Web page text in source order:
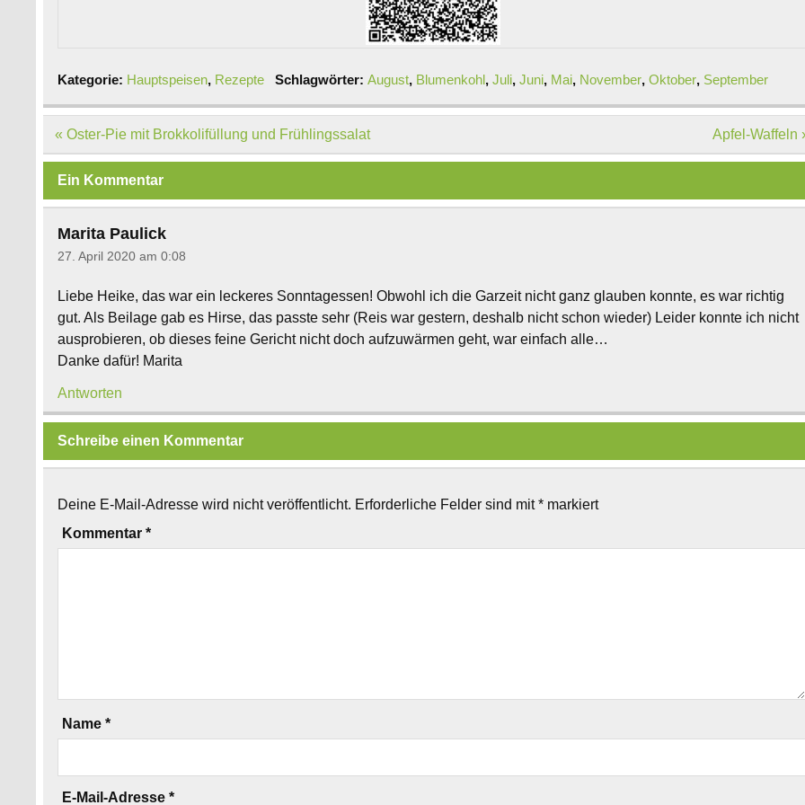
Kategorie: Hauptspeisen, Rezepte Schlagwörter: August, Blumenkohl, Juli, Juni, Mai, November, Oktober, September
Beitragsnavigation
« Oster-Pie mit Brokkolifüllung und Frühlingssalat Apfel-Waffeln
Ein Kommentar
Marita Paulick
27. April 2020 am 0:08
Liebe Heike, das war ein leckeres Sonntagessen! Obwohl ich die Garzeit nicht ganz glauben konnte, es war richtig
gut. Als Beilage gab es Hirse, das passte sehr (Reis war gestern, deshalb nicht schon wieder) Leider konnte ich nicht
ausprobieren, ob dieses feine Gericht nicht doch aufzuwärmen geht, war einfach alle…
Danke dafür! Marita
Antworten
Schreibe einen Kommentar
Deine E-Mail-Adresse wird nicht veröffentlicht. Erforderliche Felder sind mit* markiert
Kommentar*
Name*
E-Mail-Adresse*